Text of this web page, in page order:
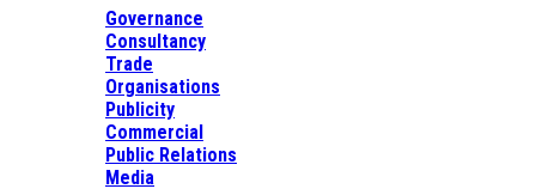
Governance
Consultancy
Trade
Organisations
Publicity
Commercial
Public Relations
Media